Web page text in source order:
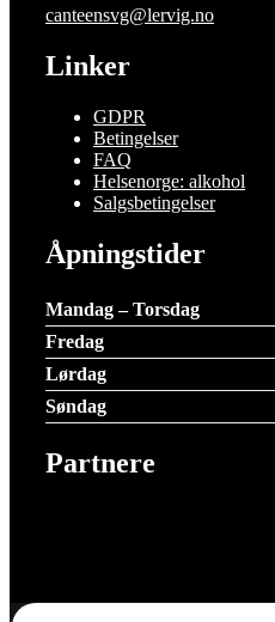
canteensvg@lervig.no
Linker
GDPR
Betingelser
FAQ
Helsenorge: alkohol
Salgsbetingelser
Åpningstider
Mandag – Torsdag
Fredag
Lørdag
Søndag
Partnere